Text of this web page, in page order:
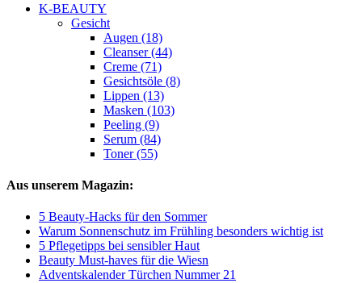
K-BEAUTY
Gesicht
Augen (18)
Cleanser (44)
Creme (71)
Gesichtsöle (8)
Lippen (13)
Masken (103)
Peeling (9)
Serum (84)
Toner (55)
Aus unserem Magazin:
5 Beauty-Hacks für den Sommer
Warum Sonnenschutz im Frühling besonders wichtig ist
5 Pflegetipps bei sensibler Haut
Beauty Must-haves für die Wiesn
Adventskalender Türchen Nummer 21